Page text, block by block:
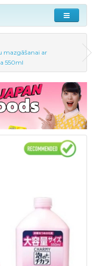
mazgāšanai ar
550ml